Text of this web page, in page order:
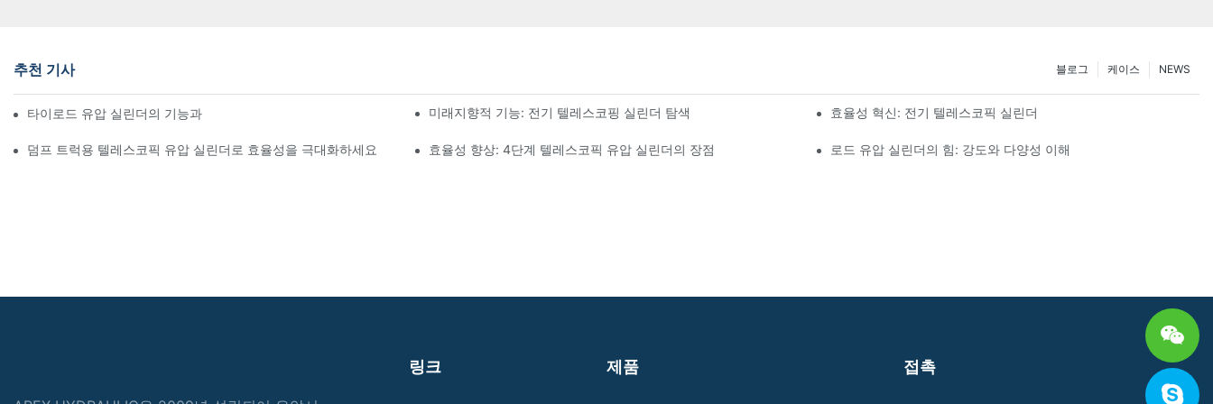
추천 기사 NEWS
케이스
블로그
타이로드 유압 실린더의 기능과 중요성 이해 미래지향적 기능: 전기 텔레스코핑 실린더 탐색 효율성 혁신: 전기 텔레스코픽 실린더
덤프 트럭용 텔레스코픽 유압 실린더로 효율성을 극대화하세요 효율성 향상: 4단계 텔레스코픽 유압 실린더의 장점 로드 유압 실린더의 힘: 강도와 다양성 이해
링크 제품 접촉